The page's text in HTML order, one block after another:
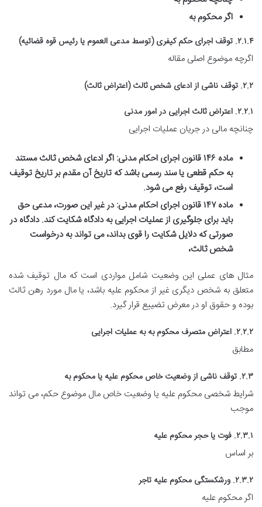
اگر محکوم به
۲.۱.۴. توقف اجرای حکم کیفری (توسط مدعی العموم یا رئیس قوه قضائیه)
اگرچه موضوع اصلی مقاله
۲.۲. توقف ناشی از ادعای شخص ثالث (اعتراض ثالث)
۲.۲.۱. اعتراض ثالث اجرایی در امور مدنی
چنانچه مالی در جریان عملیات اجرایی
ماده ۱۴۶ قانون اجرای احکام مدنی:
اگر ادعای شخص ثالث مستند
به حکم قطعی یا سند رسمی باشد که تاریخ آن مقدم بر تاریخ توقیف
است، توقیف رفع می شود.
ماده ۱۴۷ قانون اجرای احکام مدنی:
در غیر این صورت، مدعی حق
باید برای جلوگیری از عملیات اجرایی به دادگاه شکایت کند. دادگاه در
صورتی که دلایل شکایت را قوی بداند، می تواند به درخواست
شخص ثالث،
مثال های عملی این وضعیت شامل مواردی است که مال توقیف شده
متعلق به شخص دیگری غیر از محکوم علیه باشد، یا مال مورد رهن ثالث
بوده و حقوق او در معرض تضییع قرار گیرد.
۲.۲.۲. اعتراض متصرف محکوم به به عملیات اجرایی
مطابق
۲.۳. توقف ناشی از وضعیت خاص محکوم علیه یا محکوم به
شرایط شخصی محکوم علیه یا وضعیت خاص مال موضوع حکم، می تواند
موجب
۲.۳.۱. فوت یا حجر محکوم علیه
بر اساس
۲.۳.۲. ورشکستگی محکوم علیه تاجر
اگر محکوم علیه